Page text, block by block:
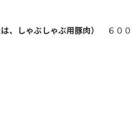
、しゃぶしゃぶ用豚肉）
６００